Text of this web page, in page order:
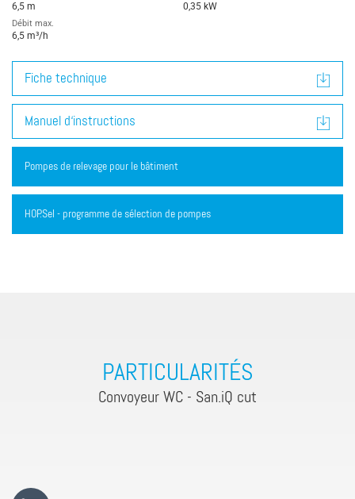
6,5 m
Débit max.
6,5 m³/h
0,35 kW
Fiche technique
Manuel d‘instructions
Pompes de relevage pour le bâtiment
HOP.Sel - programme de sélection de pompes
PARTICULARITÉS
Convoyeur WC - San.iQ cut